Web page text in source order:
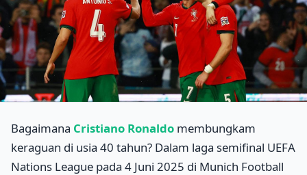
Bagaimana Cristiano Ronaldo membungkam
keraguan di usia 40 tahun? Dalam laga semifinal UEFA
Nations League pada 4 Juni 2025 di Munich Football